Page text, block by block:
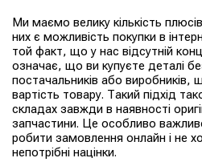
Ми маємо велику кількість
них є можливість покупки в
той факт, що у нас відсутній
означає, що ви купуєте деталі
постачальників або виробників,
вартість товару. Такий підхід
складах завжди в наявності
запчастини. Це особливо
робити замовлення онлайн і не
непотрібні націнки.